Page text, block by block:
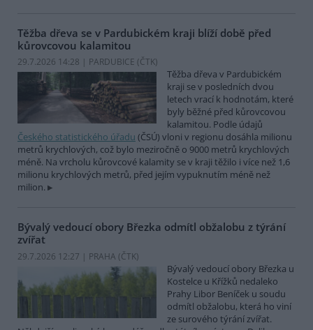
Těžba dřeva se v Pardubickém kraji blíží době před
kůrovcovou kalamitou
29.7.2026 14:28 | PARDUBICE (ČTK)
Těžba dřeva v Pardubickém
kraji se v posledních dvou
letech vrací k hodnotám, které
byly běžné před kůrovcovou
kalamitou. Podle údajů
Českého statistického úřadu (ČSÚ) vloni v regionu dosáhla milionu
metrů krychlových, což bylo meziročně o 9000 metrů krychlových
méně. Na vrcholu kůrovcové kalamity se v kraji těžilo i více než 1,6
milionu krychlových metrů, před jejím vypuknutím méně než
milion.
Bývalý vedoucí obory Březka odmítl obžalobu z týrání
zvířat
29.7.2026 12:27 | PRAHA (ČTK)
Bývalý vedoucí obory Březka u
Kostelce u Křížků nedaleko
Prahy Libor Beníček u soudu
odmítl obžalobu, která ho viní
ze surového týrání zvířat.